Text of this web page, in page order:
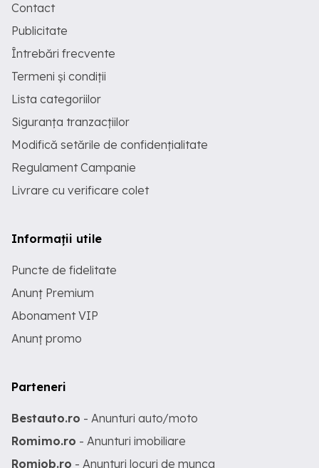
Contact
Publicitate
Întrebări frecvente
Termeni și condiții
Lista categoriilor
Siguranța tranzacțiilor
Modifică setările de confidențialitate
Regulament Campanie
Livrare cu verificare colet
Informații utile
Puncte de fidelitate
Anunț Premium
Abonament VIP
Anunț promo
Parteneri
Bestauto.ro - Anunturi auto/moto
Romimo.ro - Anunturi imobiliare
Romjob.ro - Anunturi locuri de munca